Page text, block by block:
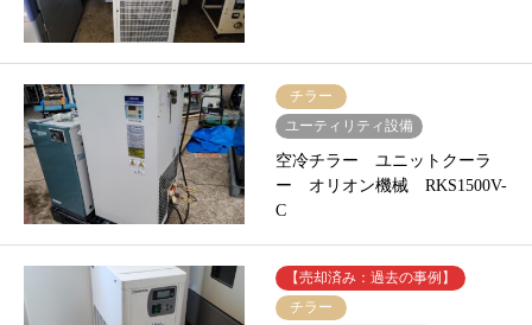
チラー
ユーティリティ設備
空冷チラー ユニットクーラ
ー オリオン機械 RKS1500V-
C
【売却済み：過去の事例】
チラー